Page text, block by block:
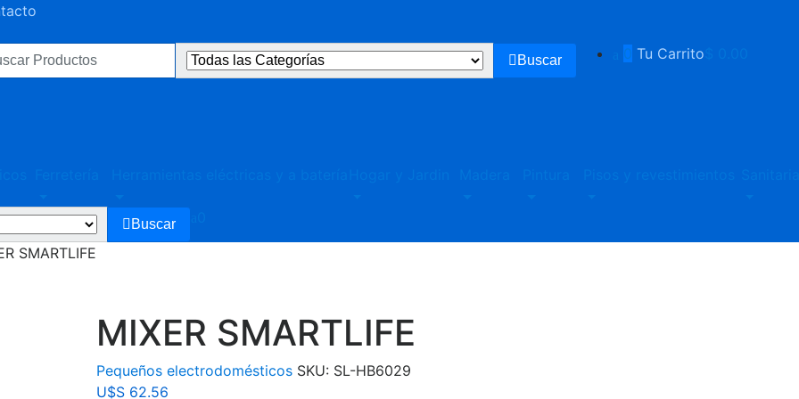
Buscar 0 Tu Carrito
Buscar
SMARTLIFE
MIXER SMARTLIFE
Pequeños electrodomésticos SKU: SL-HB6029
U$S 62.56